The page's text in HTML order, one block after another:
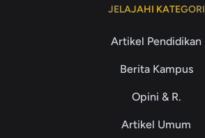
JELAJAHI KATEGORI
Artikel Pendidikan
Berita Kampus
Opini & R.
Artikel Umum